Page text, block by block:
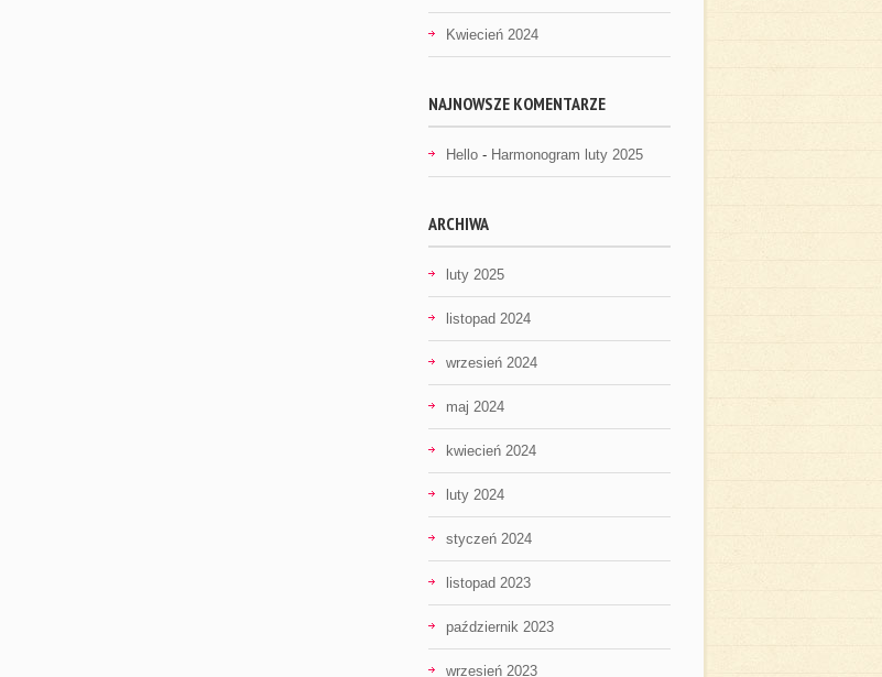
Kwiecień 2024
NAJNOWSZE KOMENTARZE
Hello - Harmonogram luty 2025
ARCHIWA
luty 2025
listopad 2024
wrzesień 2024
maj 2024
kwiecień 2024
luty 2024
styczeń 2024
listopad 2023
październik 2023
wrzesień 2023